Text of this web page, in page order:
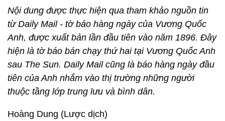
Nội dung được thực hiện qua tham khảo nguồn tin
từ Daily Mail - tờ báo hàng ngày của Vương Quốc
Anh, được xuất bản lần đầu tiên vào năm 1896. Đây
hiện là tờ báo bán chạy thứ hai tại Vương Quốc Anh
sau The Sun. Daily Mail cũng là báo hàng ngày đầu
tiên của Anh nhắm vào thị trường những người
thuộc tầng lớp trung lưu và bình dân.
Hoàng Dung (Lược dịch)